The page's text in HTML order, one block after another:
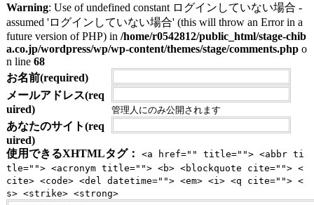
Warning: Use of undefined constant ログインしていない場合 -
assumed 'ログインしていない場合' (this will throw an Error in a
future version of PHP) in /home/r0542812/public_html/stage-chib
a.co.jp/wordpress/wp/wp-content/themes/stage/comments.phpo
n line 68
お名前(required)
メールアドレス(req
uired)
管理人にのみ公開されます
あなたのサイト(req
uired)
使用できるXHTMLタグ：
<a href="" title=""> <abbr ti
tle=""> <acronym title=""> <b> <blockquote cite=""> <
cite> <code> <del datetime=""> <em> <i> <q cite=""> <
s> <strike> <strong>